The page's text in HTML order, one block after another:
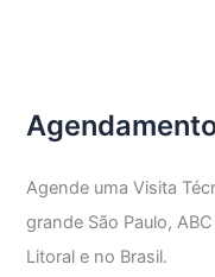
Agende uma Visita
grande São Paulo,
Litoral e no Brasil.